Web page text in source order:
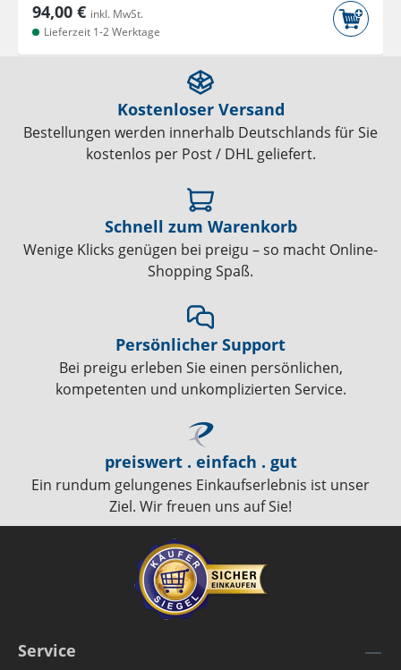
94,00 € inkl. MwSt.
Lieferzeit 1-2 Werktage
Kostenloser Versand
Bestellungen werden innerhalb Deutschlands für Sie
kostenlos per Post / DHL geliefert.
Schnell zum Warenkorb
Wenige Klicks genügen bei preigu – so macht Online-
Shopping Spaß.
Persönlicher Support
Bei preigu erleben Sie einen persönlichen,
kompetenten und unkomplizierten Service.
preiswert . einfach . gut
Ein rundum gelungenes Einkaufserlebnis ist unser
Ziel. Wir freuen uns auf Sie!
Service